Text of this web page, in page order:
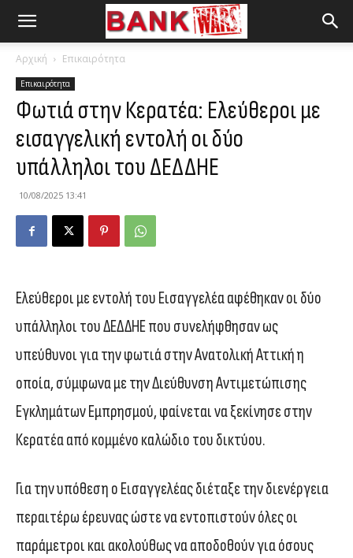
Αρχική Επικαιρότητα
Επικαιρότητα
Φωτιά στην Κερατέα: Ελεύθεροι με
εισαγγελική εντολή οι δύο
υπάλληλοι του ΔΕΔΔΗΕ
10/08/2025 13:41
Ελεύθεροι με εντολή του Εισαγγελέα αφέθηκαν οι δύο
υπάλληλοι του ΔΕΔΔΗΕ που συνελήφθησαν ως
υπεύθυνοι για την φωτιά στην Ανατολική Αττική η
οποία, σύμφωνα με την Διεύθυνση Αντιμετώπισης
Εγκλημάτων Εμπρησμού, φαίνεται να ξεκίνησε στην
Κερατέα από κομμένο καλώδιο του δικτύου.
Για την υπόθεση ο Εισαγγελέας διέταξε την διενέργεια
περαιτέρω έρευνας ώστε να εντοπιστούν όλες οι
παράμετροι και ακολούθως να αποδοθούν για όσους